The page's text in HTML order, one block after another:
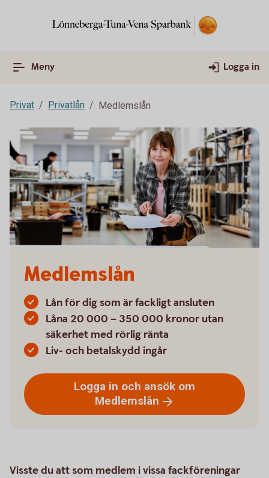
Meny Logga in
Privat Privatlån Medlemslån
Medlemslån
Lån för dig som är fackligt ansluten
Låna 20 000 – 350 000 kronor utan
säkerhet med rörlig ränta
Liv- och betalskydd ingår
Logga in och ansök om
Medlemslån
Visste du att som medlem i vissa fackföreningar